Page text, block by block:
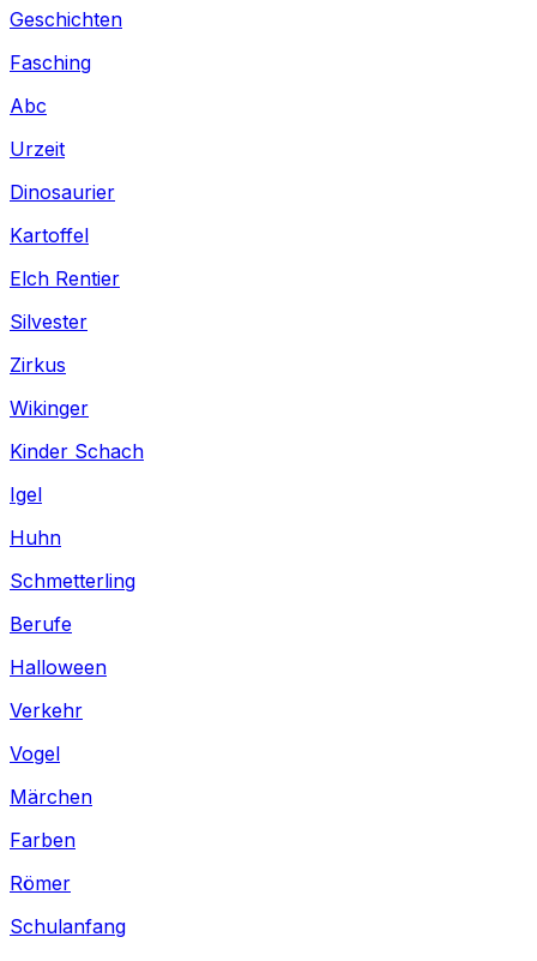
Geschichten
Fasching
Abc
Urzeit
Dinosaurier
Kartoffel
Elch Rentier
Silvester
Zirkus
Wikinger
Kinder Schach
Igel
Huhn
Schmetterling
Berufe
Halloween
Verkehr
Vogel
Märchen
Farben
Römer
Schulanfang